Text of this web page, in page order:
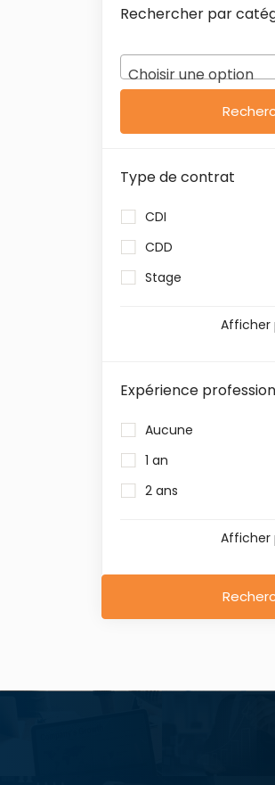
Rechercher par
Choisir une option
Type de contrat
CDI
CDD
Stage
Afficher
Expérience
Aucune
1 an
2 ans
Afficher